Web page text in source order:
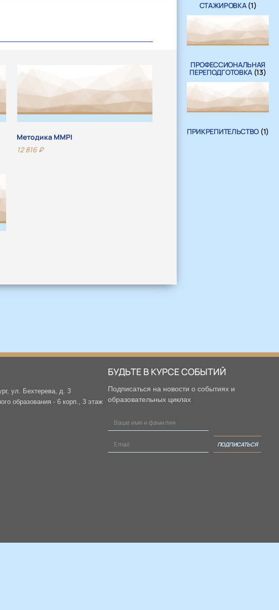
Методика MMPI
12 816 ₽
СТАЖИРОВКА (1)
ПРОФЕССИОНАЛЬНАЯ
ПЕРЕПОДГОТОВКА (13)
ПРИКРЕПИТЕЛЬСТВО (1)
ул. Бехтерева, д. 3
образования - 6 корп., 3 этаж
БУДЬТЕ В КУРСЕ СОБЫТИЙ
Подписаться на новости о событиях и
образовательных циклах
ПОДПИСАТЬСЯ